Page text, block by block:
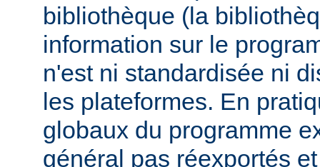
bibliothèque (la
information sur le
n'est ni standardisée ni
les plateformes. En
globaux du programme
général pas réexportés